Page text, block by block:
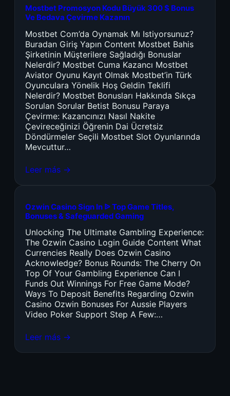
Mostbet Promosyon Kodu Büyük 300 $ Bonus
Ve Bedava Çevirme Kazanın
Mostbet Com’da Oynamak Mı Istiyorsunuz?
Buradan Giriş Yapın Content Mostbet Bahis
Şirketinin Müşterilere Sağladığı Bonuslar
Nelerdir? Mostbet Cuma Kazancı Mostbet
Aviator Oyunu Kayıt Olmak Mostbet’in Türk
Oyunculara Yönelik Hoş Geldin Teklifi
Nelerdir? Mostbet Bonusları Hakkında Sıkça
Sorulan Sorular Betist Bonusu Paraya
Çevirme: Kazancınızı Nasıl Nakite
Çevireceğinizi Öğrenin Dai Ücretsiz
Döndürmeler Seçili Mostbet Slot Oyunlarında
Mevcuttur…
Leer más →
Ozwin Casino Sign In ᐉ Top Game Titles,
Bonuses & Safeguarded Gaming
Unlocking The Ultimate Gambling Experience:
The Ozwin Casino Login Guide Content What
Currencies Really Does Ozwin Casino
Acknowledge? Bonus Rounds: The Cherry On
Top Of Your Gambling Experience Can I
Funds Out Winnings For Free Game Mode?
Ways To Deposit Benefits Regarding Ozwin
Casino Ozwin Bonuses For Aussie Players
Video Poker Support Step A Few:…
Leer más →